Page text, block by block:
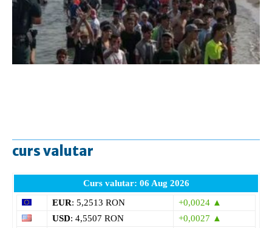
curs valutar
Curs valutar: 06 Aug 2026
EUR: 5,2513 RON
+0,0024 ▲
USD: 4,5507 RON
+0,0027 ▲